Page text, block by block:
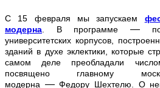
С 15 февраля мы запускаем
модерна . В программе —
университетских корпусов,
зданий в духе эклектики, которые
самом деле преобладали
посвящено главному
модерна —Федору Шехтелю. О